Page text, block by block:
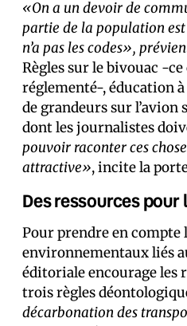
«On a un devoir de
partie de la population
n’a pas les codes»,
Règles sur le bivouac -
réglementé-, éducation
de grandeurs sur l’avion
dont les journalistes
pouvoir raconter ces
attractive», incite la
Des ressources
Pour prendre en compte
environnementaux liés
éditoriale encourage les
trois règles
décarbonation des